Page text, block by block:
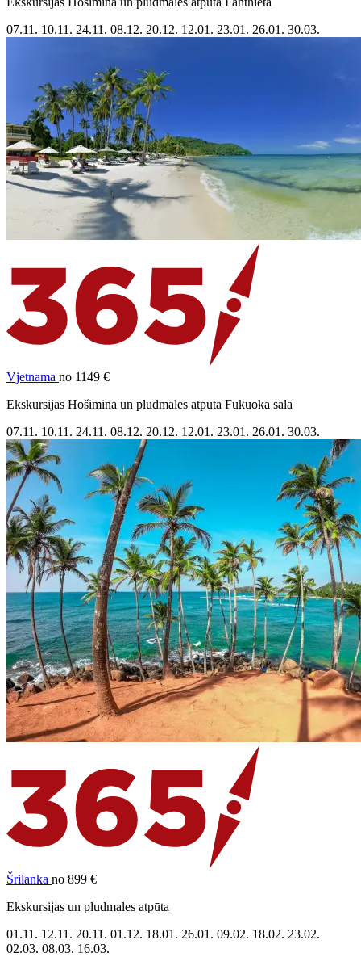
07.11. 10.11. 24.11. 08.12. 20.12. 12.01. 23.01. 26.01. 30.03.
Vjetnama no 1149 €
Ekskursijas Hošiminā un pludmales atpūta Fukuoka salā
07.11. 10.11. 24.11. 08.12. 20.12. 12.01. 23.01. 26.01. 30.03.
Šrilanka no 899 €
Ekskursijas un pludmales atpūta
01.11. 12.11. 20.11. 01.12. 18.01. 26.01. 09.02. 18.02. 23.02.
02.03. 08.03. 16.03.